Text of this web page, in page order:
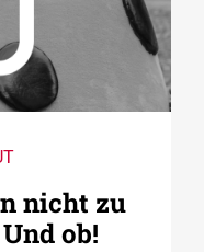
nicht zu
ob!